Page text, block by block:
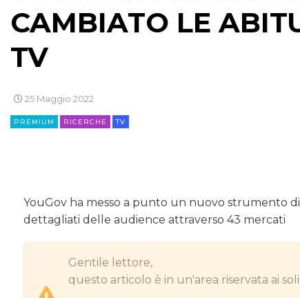
CAMBIATO LE
TV
25 Maggio 2022
PREMIUM RICERCHE TV
YouGov ha messo a punto un nuovo strumento
dettagliati delle audience attraverso 43 mercati
Gentile lettore,
questo articolo è in un'area riservata ai